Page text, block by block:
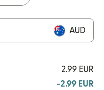
AUD
2.99 EUR
-2.99 EUR